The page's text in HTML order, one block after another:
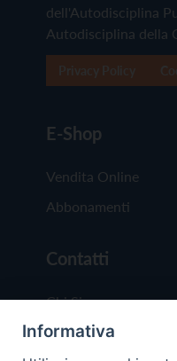
dell'Autodisciplina
Autodisciplina della
E-Shop
Vendita Online
Abbonamenti
Contatti
Chi Siamo
Redazione
Informativa